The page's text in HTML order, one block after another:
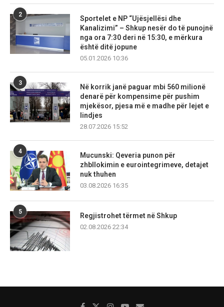
2
Sportelet e NP “Ujësjellësi dhe
Kanalizimi” – Shkup nesër do të punojnë
nga ora 7:30 deri në 15:30, e mërkura
është ditë jopune
05.01.2026 10:36
3
Në korrik janë paguar mbi 560 milionë
denarë për kompensime për pushim
mjekësor, pjesa më e madhe për lejet e
lindjes
28.07.2026 15:52
4
Mucunski: Qeveria punon për
zhbllokimin e eurointegrimeve, detajet
nuk thuhen
03.08.2026 16:35
5
Regjistrohet tërmet në Shkup
02.08.2026 22:34